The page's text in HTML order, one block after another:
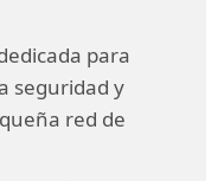
para
seguridad y
red de